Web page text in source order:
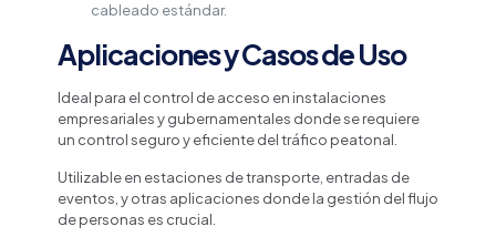
cableado estándar.
Aplicaciones y Casos de Uso
Ideal para el control de acceso en instalaciones
empresariales y gubernamentales donde se requiere
un control seguro y eficiente del tráfico peatonal.
Utilizable en estaciones de transporte, entradas de
eventos, y otras aplicaciones donde la gestión del flujo
de personas es crucial.